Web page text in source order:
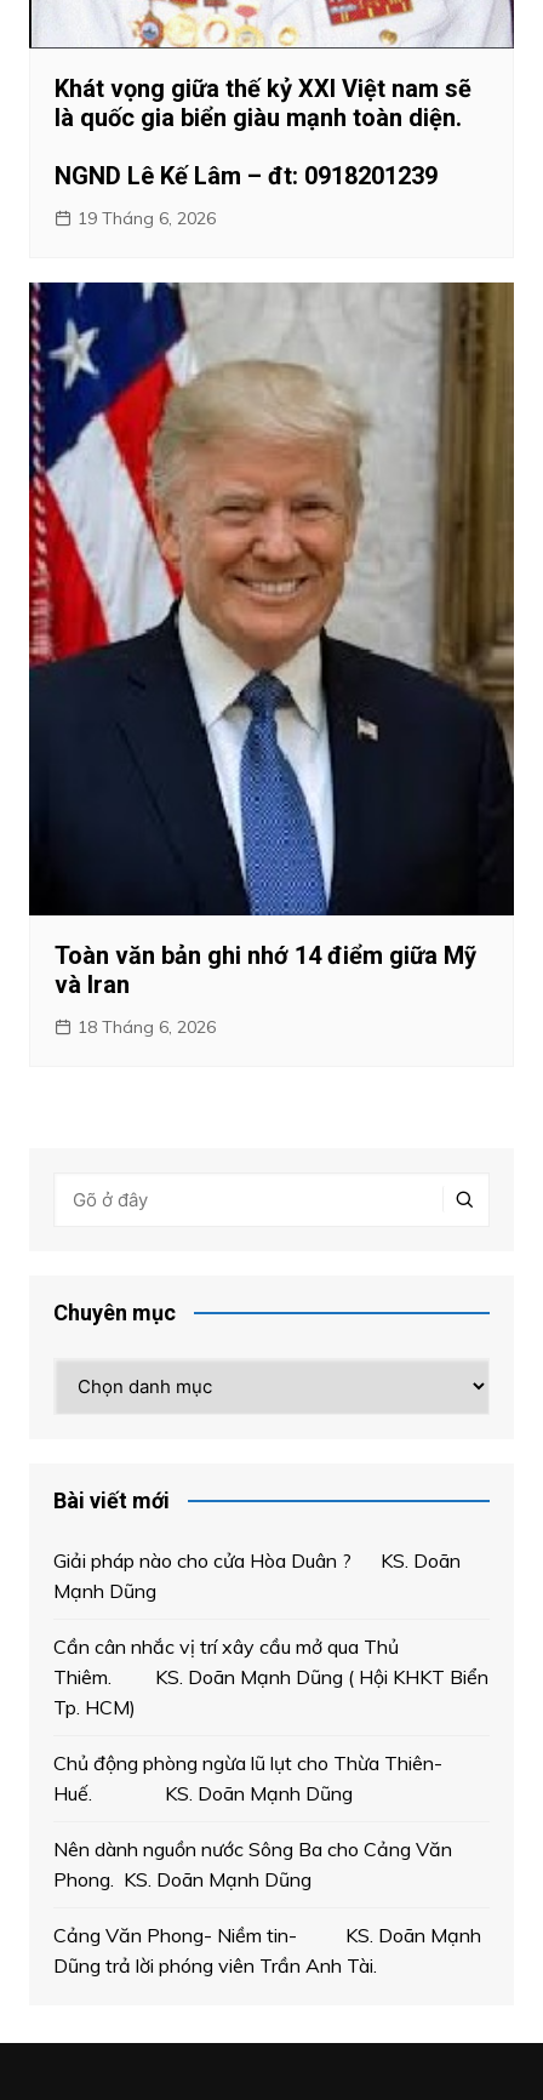
Khát vọng giữa thế kỷ XXI Việt nam sẽ
là quốc gia biển giàu mạnh toàn diện.
NGND Lê Kế Lâm – đt: 0918201239
19 Tháng 6, 2026
Toàn văn bản ghi nhớ 14 điểm giữa Mỹ
và Iran
18 Tháng 6, 2026
Chuyên mục
mục
Bài viết mới
Giải pháp nào cho cửa Hòa Duân ? KS. Doãn
Mạnh Dũng
Cần cân nhắc vị trí xây cầu mở qua Thủ
Thiêm. KS. Doãn Mạnh Dũng ( Hội KHKT Biển
Tp. HCM)
Chủ động phòng ngừa lũ lụt cho Thừa Thiên-
Huế. KS. Doãn Mạnh Dũng
Nên dành nguồn nước Sông Ba cho Cảng Văn
Phong. KS. Doãn Mạnh Dũng
Cảng Văn Phong- Niềm tin- KS. Doãn Mạnh
Dũng trả lời phóng viên Trần Anh Tài.